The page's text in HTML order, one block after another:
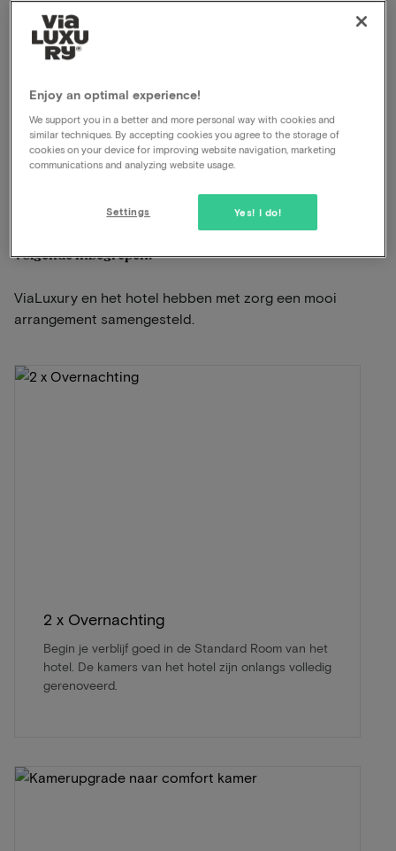
Lees meer
Bib-Gourmand bekroond restaurant
Luxe wellness met zwembad
Unieke locatie
In dit arrangement voor 2 personen is het
volgende inbegrepen:
ViaLuxury en het hotel hebben met zorg een mooi
arrangement samengesteld.
2 x Overnachting
Begin je verblijf goed in de Standard Room van het
hotel. De kamers van het hotel zijn onlangs volledig
gerenoveerd.
Enjoy an optimal experience!
We support you in a better and more personal way with cookies and
similar techniques. By accepting cookies you agree to the storage of
cookies on your device for improving website navigation, marketing
communications and analyzing website usage.
Yes! I do!
Settings